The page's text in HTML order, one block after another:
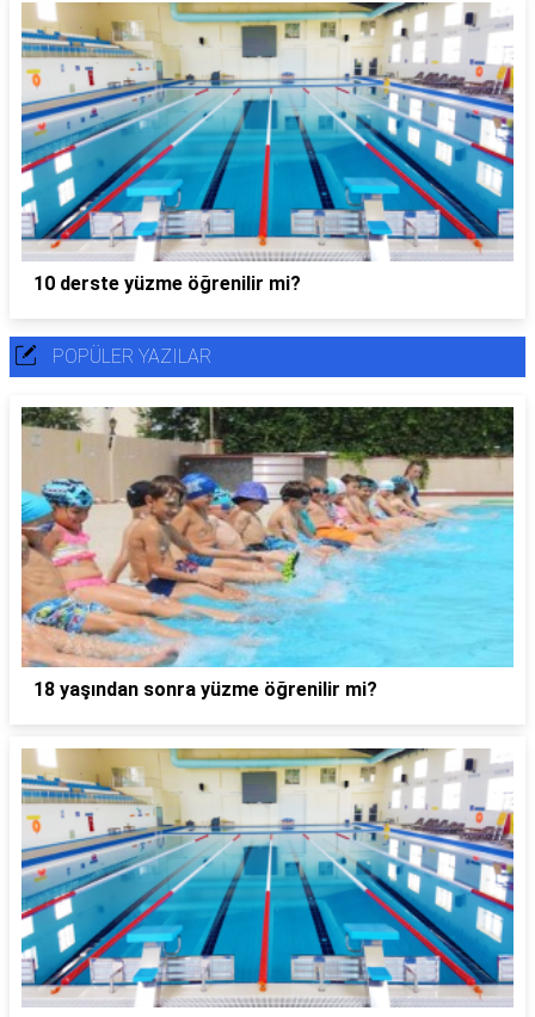
10 derste yüzme öğrenilir mi?
POPÜLER YAZILAR
18 yaşından sonra yüzme öğrenilir mi?